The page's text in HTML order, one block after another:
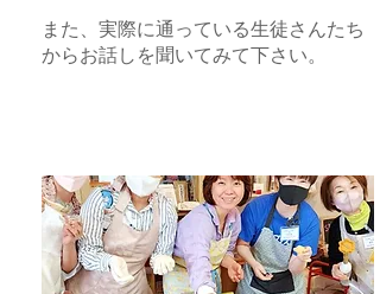
また、実際に通っている生徒さんたち
からお話しを聞いてみて下さい。